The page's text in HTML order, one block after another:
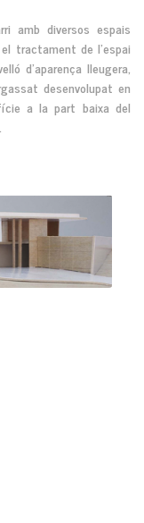
amb diversos espais
tractament de l’espai
d’aparença lleugera,
desenvolupat en
a la part baixa del